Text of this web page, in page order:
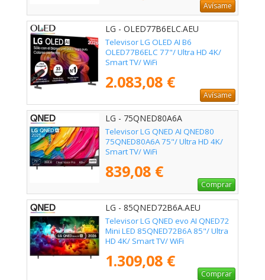
Avísame
LG - OLED77B6ELC.AEU
Televisor LG OLED AI B6
OLED77B6ELC 77"/ Ultra HD 4K/
Smart TV/ WiFi
2.083,08 €
Avísame
LG - 75QNED80A6A
Televisor LG QNED AI QNED80
75QNED80A6A 75"/ Ultra HD 4K/
Smart TV/ WiFi
839,08 €
Comprar
LG - 85QNED72B6A.AEU
Televisor LG QNED evo AI QNED72
Mini LED 85QNED72B6A 85"/ Ultra
HD 4K/ Smart TV/ WiFi
1.309,08 €
Comprar